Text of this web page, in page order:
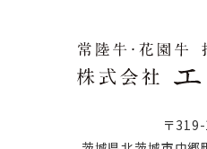
〒